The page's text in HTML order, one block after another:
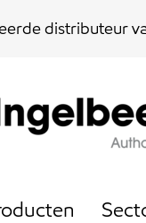
distributeur